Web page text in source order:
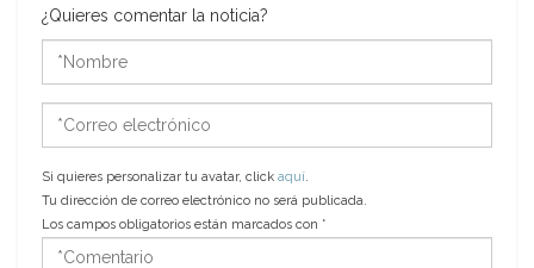
¿Quieres comentar la noticia?
electrónico
Si quieres personalizar tu avatar, click aquí.
Tu dirección de correo electrónico no será publicada.
Los campos obligatorios están marcados con *
*Comentario